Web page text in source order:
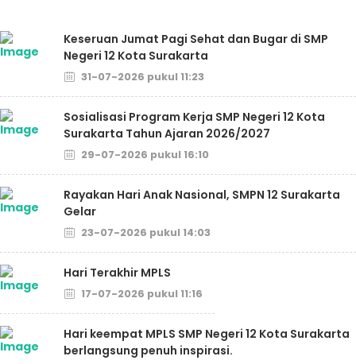
Keseruan Jumat Pagi Sehat dan Bugar di SMP
Negeri 12 Kota Surakarta
31-07-2026 pukul 11:23
Sosialisasi Program Kerja SMP Negeri 12 Kota
Surakarta Tahun Ajaran 2026/2027
29-07-2026 pukul 16:10
Rayakan Hari Anak Nasional, SMPN 12 Surakarta
Gelar
23-07-2026 pukul 14:03
Hari Terakhir MPLS
17-07-2026 pukul 11:16
Hari keempat MPLS SMP Negeri 12 Kota Surakarta
berlangsung penuh inspirasi.